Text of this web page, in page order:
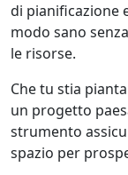
di pianificazione
modo sano
le risorse.
Che tu stia
un progetto
strumento
spazio per